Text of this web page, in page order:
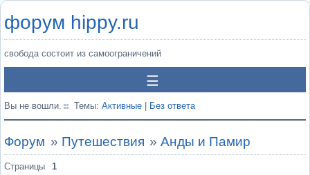
форум hippy.ru
свобода состоит из самоограничений
Вы не вошли. Темы: Активные Без ответа
Форум » Путешествия »Анды и Памир
Страницы 1